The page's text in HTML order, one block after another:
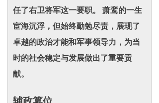
任了右卫将军这一要职。 萧鸾的一生
宦海沉浮，但始终勤勉尽责，展现了
卓越的政治才能和军事领导力，为当
时的社会稳定与发展做出了重要贡
献。